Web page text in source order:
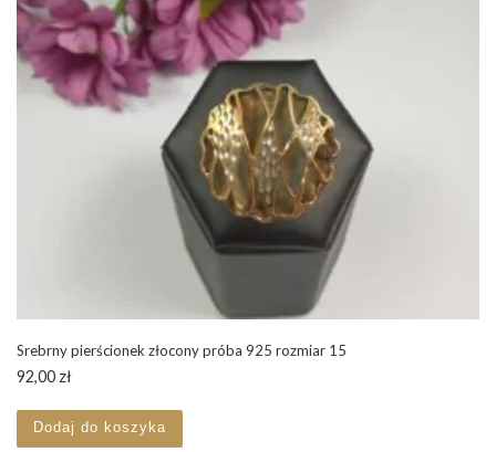
Srebrny pierścionek złocony próba 925 rozmiar 15
92,00 zł
Dodaj do koszyka